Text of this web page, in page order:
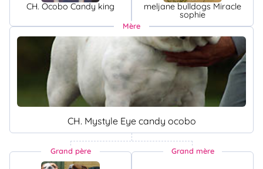
CH. Ocobo Candy king meljane bulldogs Miracle
sophie
Mère
CH. Mystyle Eye candy ocobo
Grand père Grand mère